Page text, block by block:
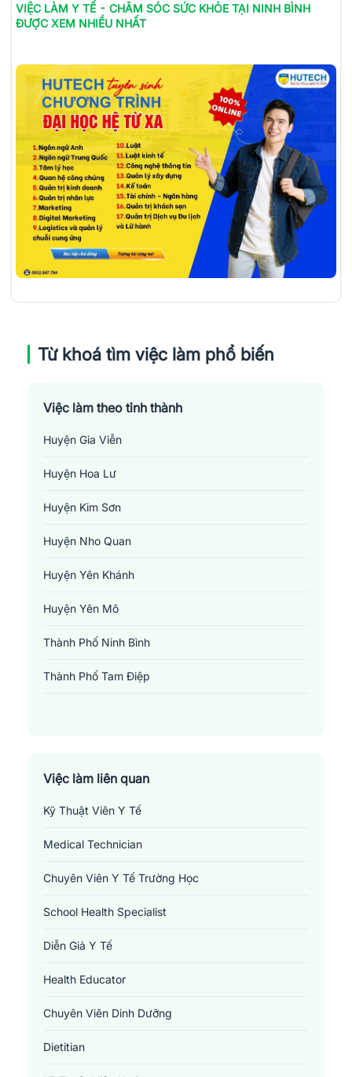
VIỆC LÀM Y TẾ - CHĂM SÓC SỨC KHỎE TẠI NINH BÌNH
ĐƯỢC XEM NHIỀU NHẤT
Từ khoá tìm việc làm phổ biến
Việc làm theo tỉnh thành
Huyện Gia Viễn
Huyện Hoa Lư
Huyện Kim Sơn
Huyện Nho Quan
Huyện Yên Khánh
Huyện Yên Mô
Thành Phố Ninh Bình
Thành Phố Tam Điệp
Việc làm liên quan
Kỹ Thuật Viên Y Tế
Medical Technician
Chuyên Viên Y Tế Trường Học
School Health Specialist
Diễn Giả Y Tế
Health Educator
Chuyên Viên Dinh Dưỡng
Dietitian